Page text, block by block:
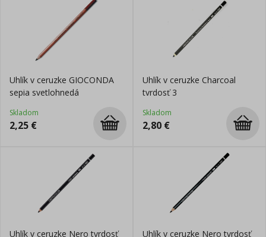
Uhlík v ceruzke GIOCONDA
sepia svetlohnedá
Skladom
2,25 €
Uhlík v ceruzke Charcoal
tvrdosť 3
Skladom
2,80 €
Uhlík v ceruzke Nero tvrdosť
Uhlík v ceruzke Nero tvrdosť